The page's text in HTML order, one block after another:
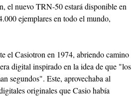
el nuevo TRN-50 estará disponible en
ejemplares en todo el mundo,
el Casiotron en 1974, abriendo camino
digital inspirado en la idea de que "los
segundos". Este, aprovechaba al
originales que Casio había